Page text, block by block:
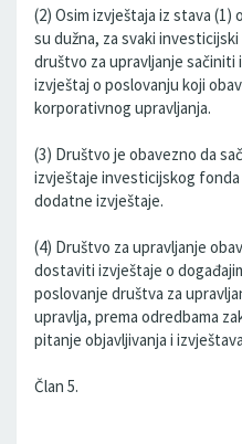
(2) Osim izvještaja iz stava (1)
su dužna, za svaki
društvo za upravljanje sačiniti
izvještaj o poslovanju koji
korporativnog upravljanja.
(3) Društvo je obavezno da
izvještaje investicijskog fonda
dodatne izvještaje.
(4) Društvo za upravljanje
dostaviti izvještaje o
poslovanje društva za
upravlja, prema odredbama
pitanje objavljivanja i
Član 5.